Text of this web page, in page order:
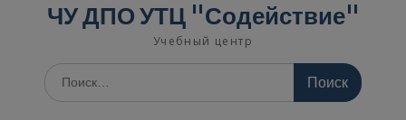
ЧУ ДПО УТЦ "Содействие"
Учебный центр